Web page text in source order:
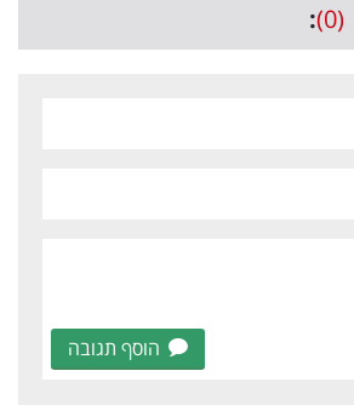
(0)
:
הוסף תגובה